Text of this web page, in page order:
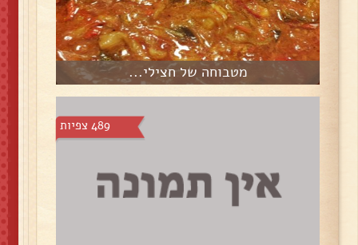
מטבוחה של חצילי...
489 צפיות